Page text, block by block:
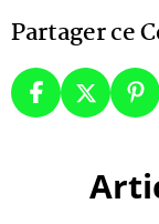
Partager ce